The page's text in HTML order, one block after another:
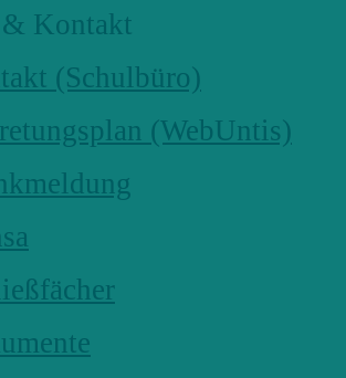
& Kontakt
(Schulbüro)
(WebUntis)